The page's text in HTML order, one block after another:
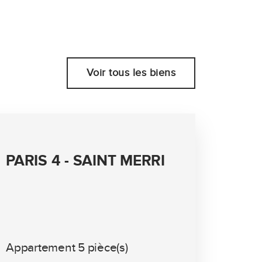
Voir tous les biens
PARIS 4 - SAINT MERRI
Appartement 5 pièce(s)